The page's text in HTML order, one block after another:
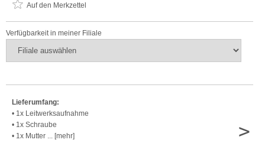
Auf den Merkzettel
Verfügbarkeit in meiner Filiale
Lieferumfang:
• 1x Leitwerksaufnahme
• 1x Schraube
• 1x Mutter ... [mehr]
>